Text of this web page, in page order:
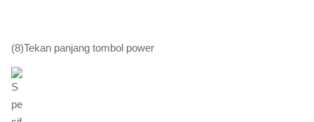
(8)Tekan panjang tombol power